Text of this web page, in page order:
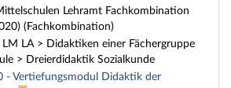
Lehramt Fachkombination
(Fachkombination)
LM LA > Didaktiken einer Fächergruppe
> Dreierdidaktik Sozialkunde
- Vertiefungsmodul Didaktik der